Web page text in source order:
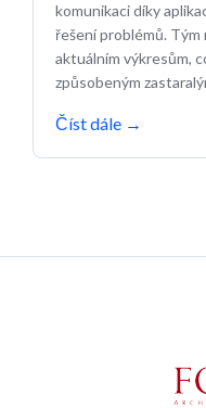
komunikaci díky
řešení problémů. Tým
aktuálním výkresům,
způsobeným
Číst dále →